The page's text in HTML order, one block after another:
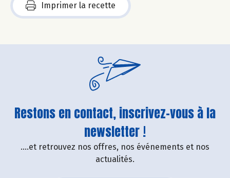
Imprimer la recette
Restons en contact, inscrivez-vous à la
newsletter !
....et retrouvez nos offres, nos événements et nos
actualités.